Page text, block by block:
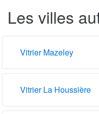
Les villes
Vitrier Mazeley
Vitrier La Houssière